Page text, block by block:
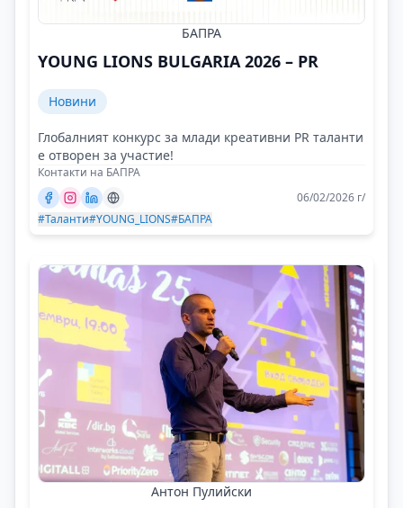
БАПРА
YOUNG LIONS BULGARIA 2026 – PR
Новини
Глобалният конкурс за млади креативни PR таланти
е отворен за участие!
Контакти на БАПРА
06/02/2026 г/
#Таланти#YOUNG_LIONS#БАПРА
Антон Пулийски